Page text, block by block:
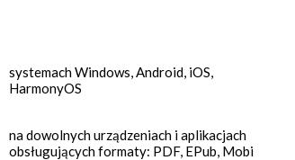
systemach Windows, Android, iOS,
HarmonyOS
na dowolnych urządzeniach i aplikacjach
obsługujących formaty: PDF, EPub, Mobi